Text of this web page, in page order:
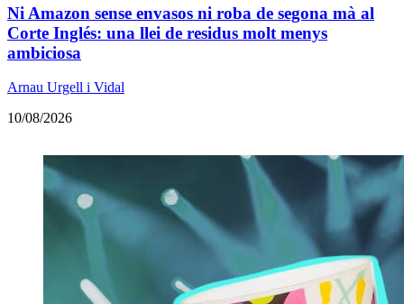
Ni Amazon sense envasos ni roba de segona mà al
Corte Inglés: una llei de residus molt menys
ambiciosa
Arnau Urgell i Vidal
10/08/2026